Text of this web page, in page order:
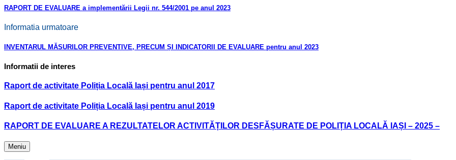
RAPORT DE EVALUARE a implementării Legii nr. 544/2001 pe anul 2023
Informatia urmatoare
INVENTARUL MĂSURILOR PREVENTIVE, PRECUM ȘI INDICATORII DE EVALUARE pentru anul 2023
Informatii de interes
Raport de activitate Poliția Locală Iași pentru anul 2017
Raport de activitate Poliția Locală Iași pentru anul 2019
RAPORT DE EVALUARE A REZULTATELOR ACTIVITĂȚILOR DESFĂȘURATE DE POLIȚIA LOCALĂ IAȘI – 2025 –
Meniu